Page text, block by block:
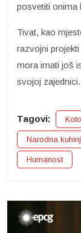
posvetiti onima
Tivat, kao
razvojni
mora imati još
svojoj zajednici.
Tagovi:
Narodna
Humanost